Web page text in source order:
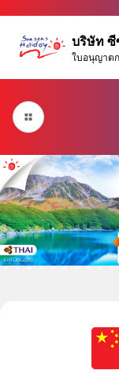
บริษัท ซี
ใบอนุญาตก